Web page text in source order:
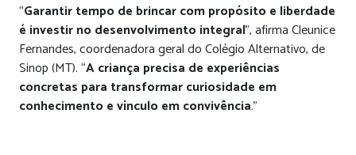
“Garantir tempo de brincar com propósito e liberdade
é investir no desenvolvimento integral”, afirma Cleunice
Fernandes, coordenadora geral do Colégio Alternativo, de
Sinop (MT). “A criança precisa de experiências
concretas para transformar curiosidade em
conhecimento e vínculo em convivência.”